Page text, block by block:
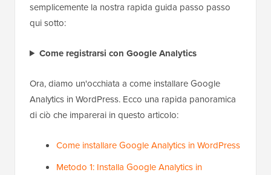
semplicemente la nostra rapida guida passo passo
qui sotto:
Come registrarsi con Google Analytics
Ora, diamo un'occhiata a come installare Google
Analytics in WordPress. Ecco una rapida panoramica
di ciò che imparerai in questo articolo:
Come installare Google Analytics in WordPress
Metodo 1: Installa Google Analytics in